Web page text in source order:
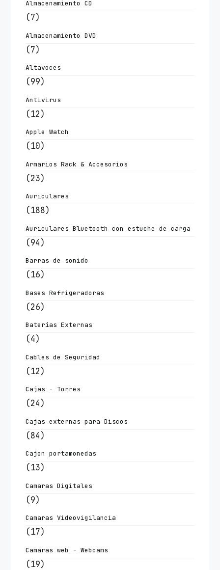
Almacenamiento CD
(7)
Almacenamiento DVD
(7)
Altavoces
(99)
Antivirus
(12)
Apple Watch
(10)
Armarios Rack & Accesorios
(23)
Auriculares
(188)
Auriculares Bluetooth con estuche de carga
(94)
Barras de sonido
(16)
Bases Refrigeradoras
(26)
Baterías Externas
(4)
Cables de Seguridad
(12)
Cajas - Torres
(24)
Cajas externas para Discos
(84)
Cajon portamonedas
(13)
Camaras Digitales
(9)
Camaras Videovigilancia
(17)
Camaras web - Webcams
(19)